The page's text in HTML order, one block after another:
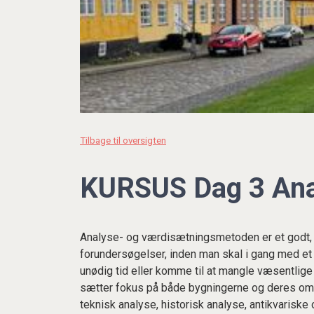
Tilbage til oversigten
KURSUS Dag 3
Analyse- og værdisætningsmetoden er et
forundersøgelser, inden man skal i gang med
unødig tid eller komme til at mangle
sætter fokus på både bygningerne og deres
teknisk analyse, historisk analyse,